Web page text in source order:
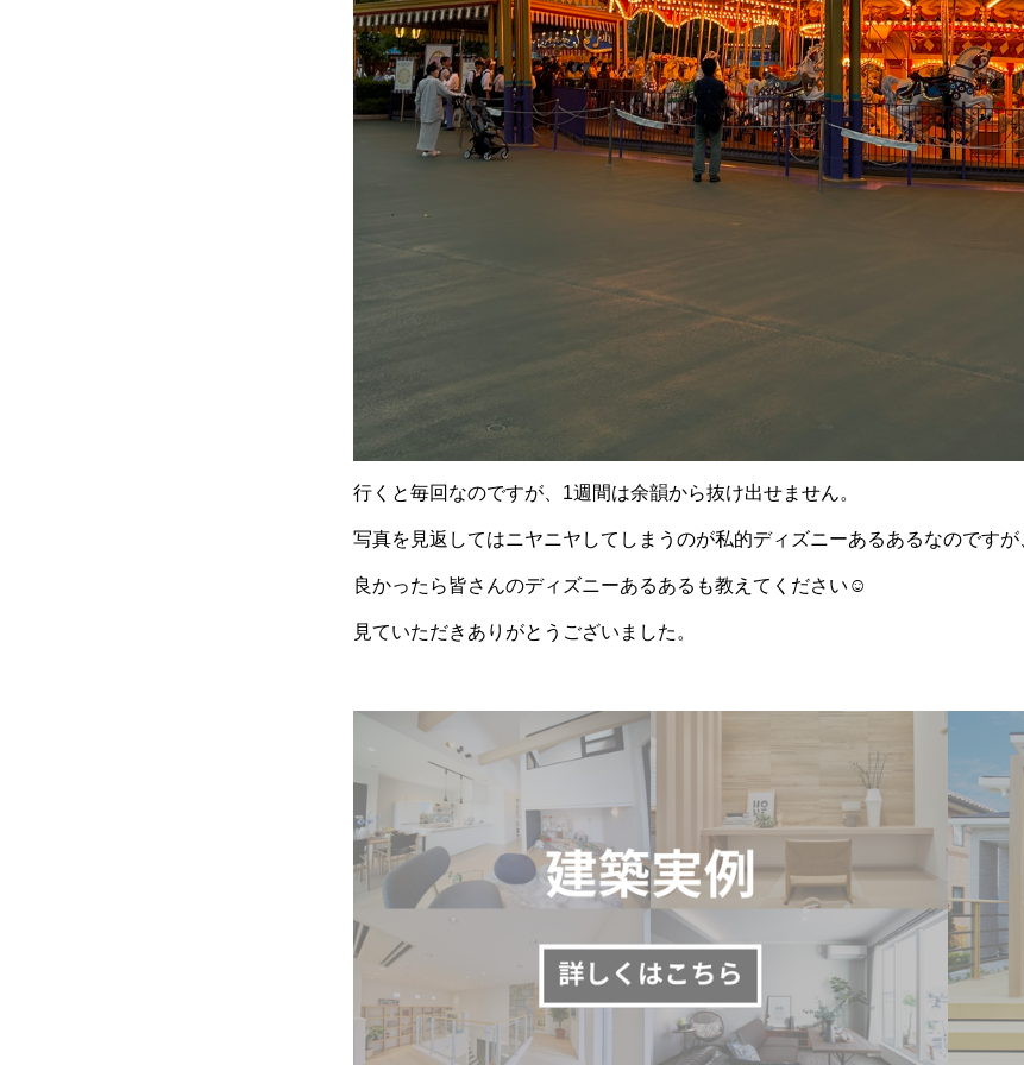
行くと毎回なのですが、1週間は余韻から抜け出せません。
写真を見返してはニヤニヤしてしまうのが私的ディズニーあるあるなのですが
良かったら皆さんのディズニーあるあるも教えてください☺
見ていただきありがとうございました。